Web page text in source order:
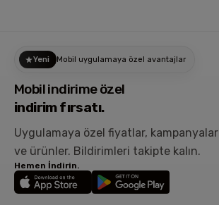
Yeni Mobil uygulamaya özel avantajlar
Mobil indirime özel
indirim fırsatı.
Uygulamaya özel fiyatlar, kampanyalar
ve ürünler. Bildirimleri takipte kalın.
Hemen İndirin.